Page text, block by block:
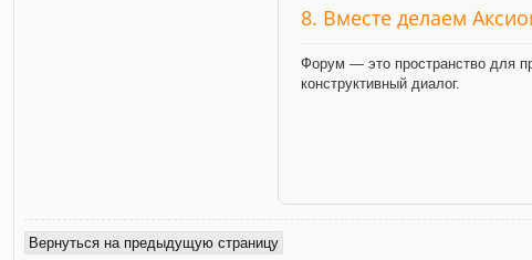
8. Вместе делаем
Форум — это пространство для
конструктивный диалог.
Вернуться на предыдущую страницу